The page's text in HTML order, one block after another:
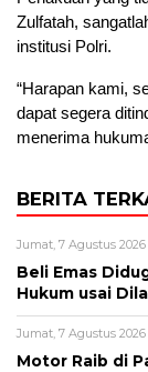
Zulfatah,
institusi Polri.
“Harapan kami,
dapat segera
menerima
BERITA
Jumat, 7 Agustus
Beli Emas
Hukum usai
Jumat, 7 Agustus 2026
Motor Raib di